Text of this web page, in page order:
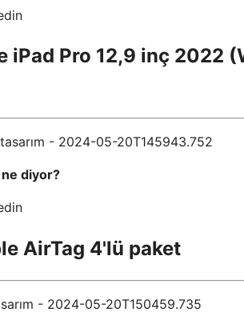
iPad Pro 12,9 inç 2022
ne diyor?
AirTag 4'lü paket